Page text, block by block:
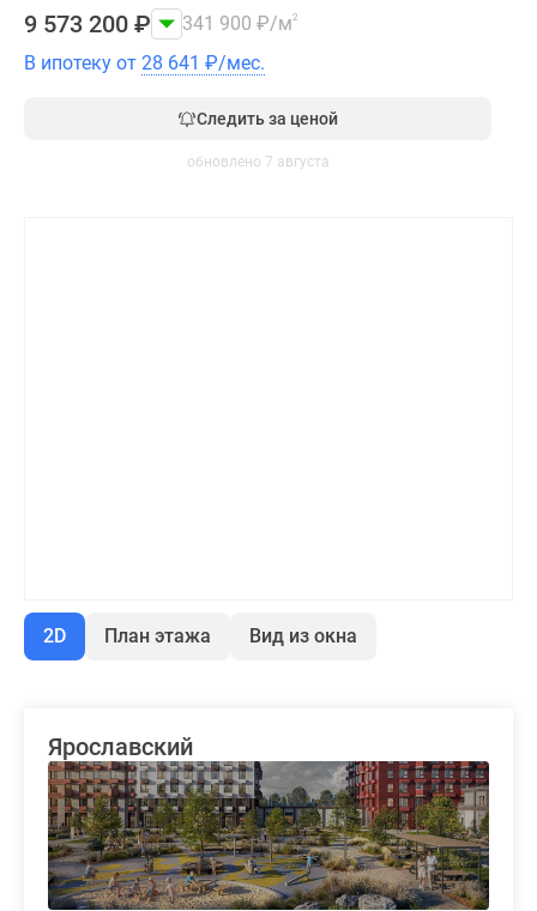
9 573 200 ₽ 341 900 ₽/м2
В ипотеку от 28 641 ₽/мес.
Следить за ценой
обновлено 7 августа
2D План этажа Вид из окна
Ярославский